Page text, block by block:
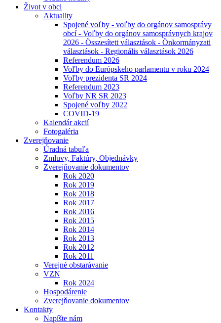
Život v obci
Aktuality
Spojené voľby - voľby do orgánov samosprávy
obcí - Voľby do orgánov samosprávnych krajov
2026 - Összesített választások - Önkormányzati
választások - Regionális választások 2026
Referendum 2026
Voľby do Európskeho parlamentu v roku 2024
Voľby prezidenta SR 2024
Referendum 2023
Voľby NR SR 2023
Spojené voľby 2022
COVID-19
Kalendár akcií
Fotogaléria
Zverejňovanie
Úradná tabuľa
Zmluvy, Faktúry, Objednávky
Zverejňovanie dokumentov
Rok 2020
Rok 2019
Rok 2018
Rok 2017
Rok 2016
Rok 2015
Rok 2014
Rok 2013
Rok 2012
Rok 2011
Verejné obstarávanie
VZN
Rok 2024
Hospodárenie
Zverejňovanie dokumentov
Kontakty
Napíšte nám